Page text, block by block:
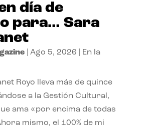
día de
para… Sara
| Ago 5, 2026
En la
Royo lleva más de quince
a la Gestión Cultural,
ama «por encima de todas
mismo, el 100% de mi